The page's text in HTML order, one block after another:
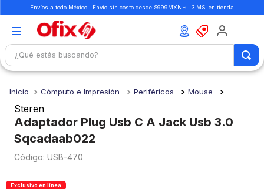
Envíos a todo México | Envío sin costo desde $999MXN* | 3 MSI en tienda
¿Qué estás buscando?
Cómputo e Impresión Periféricos Mouse
Steren
Adaptador Plug Usb C A Jack Usb 3.0
Sqcadaab022
: USB-470
Exclusivo en línea
1.
mochilas
2
libretas
3.
cuaderno
4.
cuadernos
5.
colores